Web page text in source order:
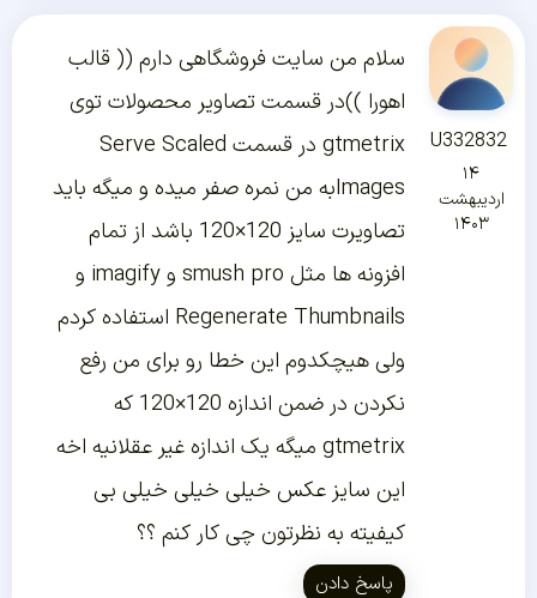
U332832
۱۴
اردیبهشت
۱۴۰۳
سلام من سایت فروشگاهی دارم (( قالب
اهورا ))در قسمت تصاویر محصولات توی
gtmetrix در قسمت Serve Scaled
Imagesبه من نمره صفر میده و میگه باید
تصاویرت سایز 120×120 باشد از تمام
افزونه ها مثل smush pro و imagify و
Regenerate Thumbnails استفاده کردم
ولی هیچکدوم این خطا رو برای من رفع
نکردن در ضمن اندازه 120×120 که
gtmetrix میگه یک اندازه غیر عقلانیه اخه
این سایز عکس خیلی خیلی خیلی بی
کیفیته به نظرتون چی کار کنم ؟؟
پاسخ دادن